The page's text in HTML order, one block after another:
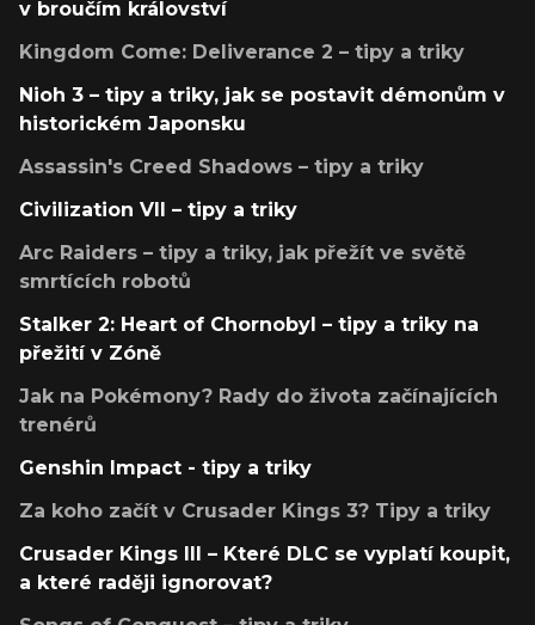
v broučím království
Kingdom Come: Deliverance 2 – tipy a triky
Nioh 3 – tipy a triky, jak se postavit démonům v
historickém Japonsku
Assassin's Creed Shadows – tipy a triky
Civilization VII – tipy a triky
Arc Raiders – tipy a triky, jak přežít ve světě
smrtících robotů
Stalker 2: Heart of Chornobyl – tipy a triky na
přežití v Zóně
Jak na Pokémony? Rady do života začínajících
trenérů
Genshin Impact - tipy a triky
Za koho začít v Crusader Kings 3? Tipy a triky
Crusader Kings III – Které DLC se vyplatí koupit,
a které raději ignorovat?